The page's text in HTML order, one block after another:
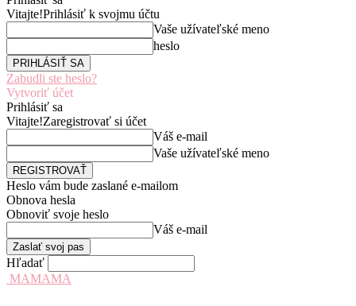
Vitajte!Prihlásiť k svojmu účtu
Vaše užívateľské meno
heslo
Zabudli ste heslo?
Vytvoriť účet
Prihlásiť sa
Vitajte!Zaregistrovať si účet
Váš e-mail
Vaše užívateľské meno
Heslo vám bude zaslané e-mailom
Obnova hesla
Obnoviť svoje heslo
Váš e-mail
Hľadať
MAMAMA